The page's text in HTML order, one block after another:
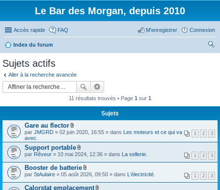
Le Bar des Morgan, depuis 2010
Accès rapide FAQ Connexion
M’enregistrer
Index du forum
Sujets actifs
Aller à la recherche avancée
11 résultats trouvés • Page 1 sur 1
Sujets
Gare au flector
F
c
h
i
r
(
s
)
1 2 3
par JMGRD » 02 juin 2020, 16:55 » dans Les moteurs et ce qui va
avec.
Support portable
F
c
h
i
e
r
1 2 3
par Rêveur » 10 mai 2024, 12:36 » dans La sellerie.
Booster de batterie
F
c
1 2 3
par StAulaire » 05 août 2026, 09:50 » dans L'électricité.
Calorstat emplacement